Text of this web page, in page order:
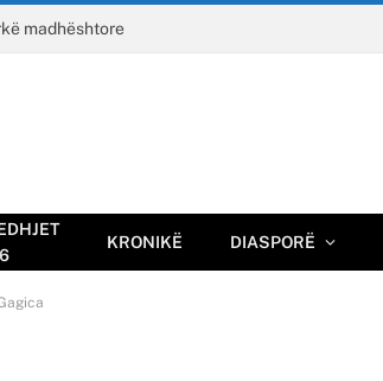
madhështore
KRONIKË DIASPORË